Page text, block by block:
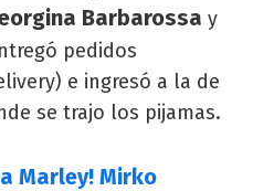
Barbarossa y
pedidos
e ingresó a la de
se trajo los pijamas.
Marley! Mirko